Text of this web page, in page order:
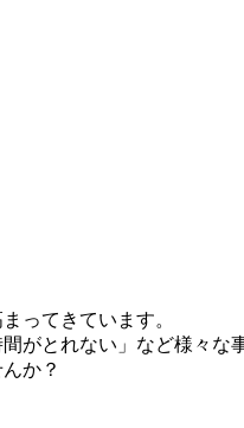
ってきています。
がとれない」など様々
か？